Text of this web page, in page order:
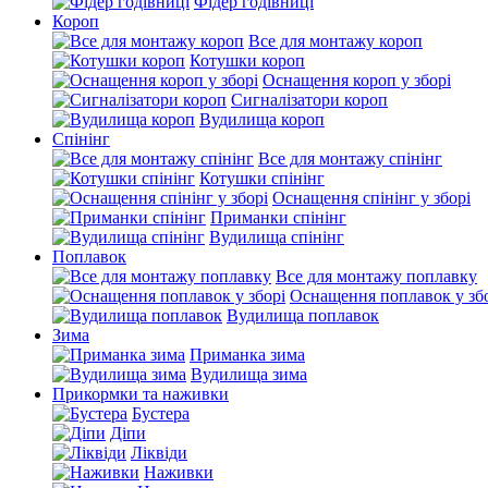
Короп
Все для монтажу короп
Котушки короп
Оснащення короп у зборі
Сигналізатори короп
Вудилища короп
Спінінг
Все для монтажу спінінг
Котушки спінінг
Оснащення спінінг у зборі
Приманки спінінг
Вудилища спінінг
Поплавок
Все для монтажу поплавку
Оснащення поплавок у
Вудилища поплавок
Зима
Приманка зима
Вудилища зима
Прикормки та наживки
Бустера
Діпи
Ліквіди
Наживки